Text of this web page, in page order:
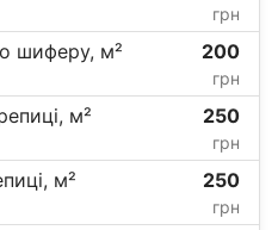
грн
шиферу, м² 200
грн
м² 250
грн
м² 250
грн